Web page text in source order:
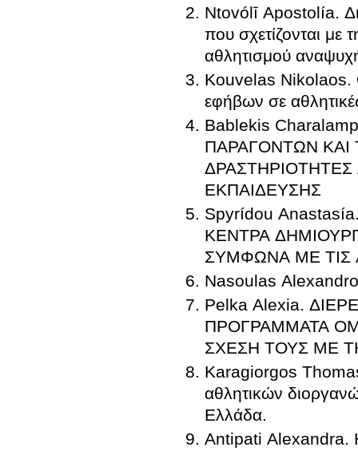
Ntovólī Apostolía.
που σχετίζονται με
αθλητισμού
Kouvelas Nikolaos.
εφήβων σε
Bablekis
ΠΑΡΑΓΟΝΤΩΝ
ΕΚΠΑΙΔΕΥΣΗΣ
Spyrídou
ΚΕΝΤΡΑ
ΣΥΜΦΩΝΑ ΜΕ ΤΙΣ
Nasoulas
Pelka Alexia.
ΠΡΟΓΡΑΜΜΑΤΑ
ΣΧΕΣΗ ΤΟΥΣ ΜΕ
Karagiorgos Thomas.
αθλητικών
Ελλάδα.
Antipati